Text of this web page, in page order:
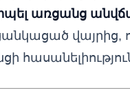
առցանց
վայրից,